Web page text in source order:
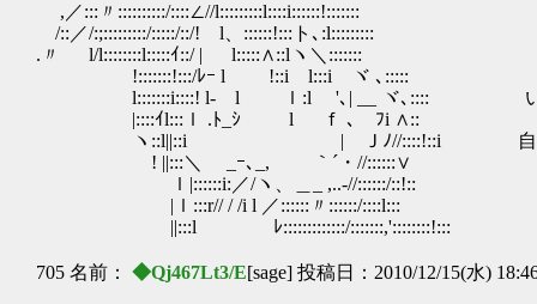
,／:::〃::::::::::/::::∠//l:::::::::l::::i::::::!:::::::
/::／/:;:::::::::/:::::/::/! l、::::::!:::ト､:l:::::::::
.〃 l/l::::::::l:::::ｲ::/ | l:::::∧::lヽ＼:::::::
!:::::::!:::/ﾚｰ l !::i l:::i ヾ ､:::::
l:::::::i::::! l- l ｌ:l '､| __ ヾ､:::: い
|::::ｲl:::ｌ .ﾄ_ｼ l ｆ ､ ﾌi ∧::
ヽ::l||::i | Ｊﾉ//::::!::i 自分のはも
! ||:::＼ _ｰ､_, ｀´・//::::::∨
ｌ|::::::i:／/ヽ、＿_ ,..-//::::::/::!::
|ｌ:::r// / /i l ／::::::〃::::::/::::l:::
||:::l ﾚ:::::::::::::/:::::::,'::::::::!:::
705 名前： ◆Qj467Lt3/E[sage] 投稿日：2010/12/15(水)